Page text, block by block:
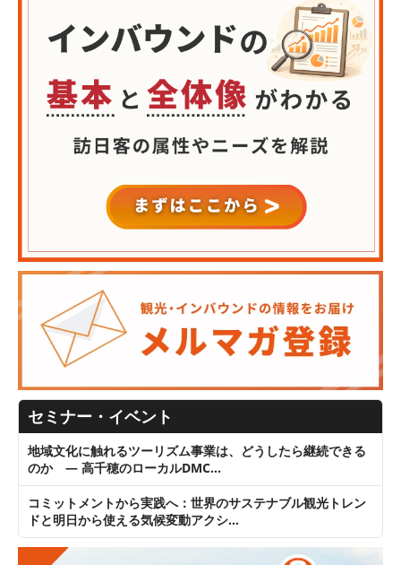
セミナー・イベント
地域文化に触れるツーリズム事業は、どうしたら継続できる
のか ― 高千穂のローカルDMC…
コミットメントから実践へ：世界のサステナブル観光トレン
ドと明日から使える気候変動アクシ…